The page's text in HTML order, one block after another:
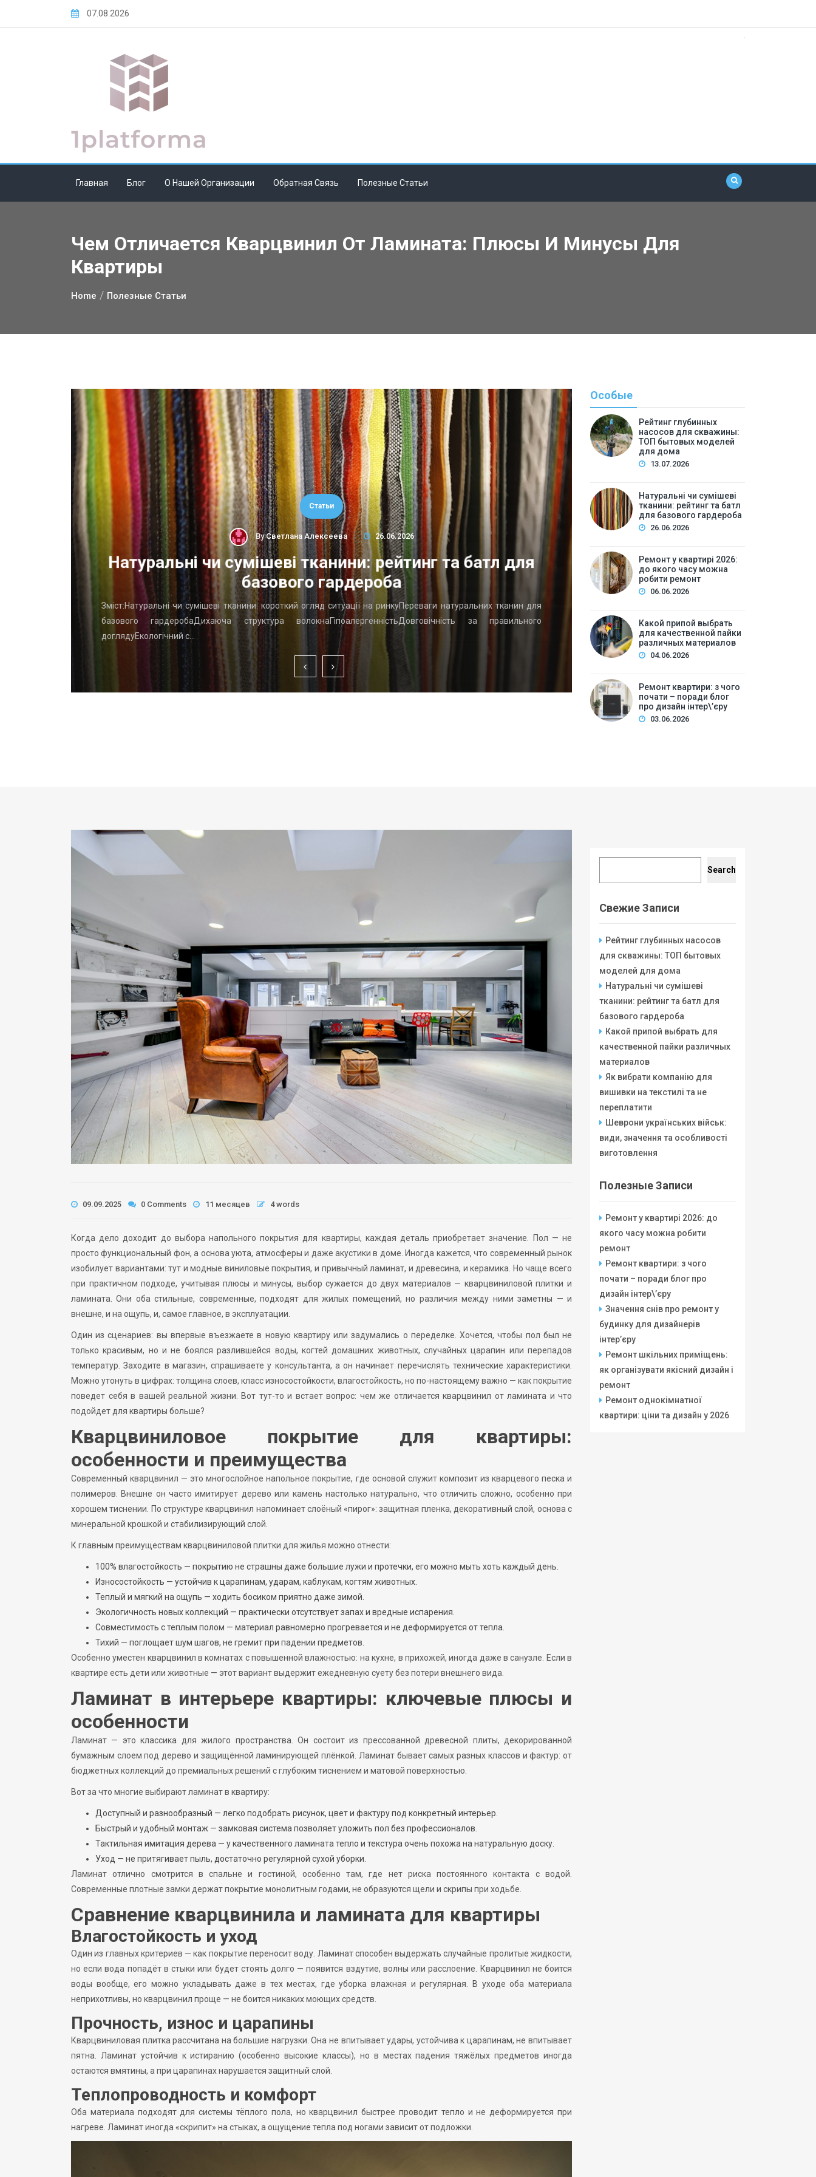
07.08.2026
Главная Блог О Нашей Организации Обратная Связь Полезные Статьи
Чем Отличается Кварцвинил От Ламината: Плюсы И Минусы Для
Квартиры
Home Полезные Статьи
Статьи
ByСветлана Алексеева 26.06.2026
Натуральні чи сумішеві тканини: рейтинг та батл для
базового гардероба
Зміст:Натуральні чи сумішеві тканини: короткий огляд ситуації на ринкуПереваги натуральних тканин для
базового гардеробаДихаюча структура волокнаГіпоалергенністьДовговічність за правильного
доглядуЕкологічний с…
Ремонт у квартирі 2026:
робіт та обладнанняЛегкий косметичний
вечірній часКори…
Особые
Рейтинг глубинных
насосов для скважины:
ТОП бытовых моделей
для дома
13.07.2026
Натуральні чи сумішеві
тканини: рейтинг та батл
для базового гардероба
26.06.2026
Ремонт у квартирі 2026:
до якого часу можна
робити ремонт
06.06.2026
Какой припой выбрать
для качественной пайки
различных материалов
04.06.2026
Ремонт квартири: з чого
почати – поради блог
про дизайн інтер\’єру
03.06.2026
09.09.2025 0 Comments 11 месяцев 4 words
Когда дело доходит до выбора напольного покрытия для квартиры, каждая деталь приобретает значение. Пол — не
просто функциональный фон, а основа уюта, атмосферы и даже акустики в доме. Иногда кажется, что современный рынок
изобилует вариантами: тут и модные виниловые покрытия, и привычный ламинат, и древесина, и керамика. Но чаще всего
при практичном подходе, учитывая плюсы и минусы, выбор сужается до двух материалов — кварцвиниловой плитки и
ламината. Они оба стильные, современные, подходят для жилых помещений, но различия между ними заметны — и
внешне, и на ощупь, и, самое главное, в эксплуатации.
Один из сценариев: вы впервые въезжаете в новую квартиру или задумались о переделке. Хочется, чтобы пол был не
только красивым, но и не боялся разлившейся воды, когтей домашних животных, случайных царапин или перепадов
температур. Заходите в магазин, спрашиваете у консультанта, а он начинает перечислять технические характеристики.
Можно утонуть в цифрах: толщина слоев, класс износостойкости, влагостойкость, но по-настоящему важно — как покрытие
поведет себя в вашей реальной жизни. Вот тут-то и встает вопрос: чем же отличается кварцвинил от ламината и что
подойдет для квартиры больше?
Кварцвиниловое покрытие для квартиры:
особенности и преимущества
Современный кварцвинил — это многослойное напольное покрытие, где основой служит композит из кварцевого песка и
полимеров. Внешне он часто имитирует дерево или камень настолько натурально, что отличить сложно, особенно при
хорошем тиснении. По структуре кварцвинил напоминает слоёный «пирог»: защитная пленка, декоративный слой, основа с
минеральной крошкой и стабилизирующий слой.
К главным преимуществам кварцвиниловой плитки для жилья можно отнести:
100% влагостойкость — покрытию не страшны даже большие лужи и протечки, его можно мыть хоть каждый день.
Износостойкость — устойчив к царапинам, ударам, каблукам, когтям животных.
Теплый и мягкий на ощупь — ходить босиком приятно даже зимой.
Экологичность новых коллекций — практически отсутствует запах и вредные испарения.
Совместимость с теплым полом — материал равномерно прогревается и не деформируется от тепла.
Тихий — поглощает шум шагов, не гремит при падении предметов.
Особенно уместен кварцвинил в комнатах с повышенной влажностью: на кухне, в прихожей, иногда даже в санузле. Если в
квартире есть дети или животные — этот вариант выдержит ежедневную суету без потери внешнего вида.
Ламинат в интерьере квартиры: ключевые плюсы и
особенности
Ламинат — это классика для жилого пространства. Он состоит из прессованной древесной плиты, декорированной
бумажным слоем под дерево и защищённой ламинирующей плёнкой. Ламинат бывает самых разных классов и фактур: от
бюджетных коллекций до премиальных решений с глубоким тиснением и матовой поверхностью.
Вот за что многие выбирают ламинат в квартиру:
Доступный и разнообразный — легко подобрать рисунок, цвет и фактуру под конкретный интерьер.
Быстрый и удобный монтаж — замковая система позволяет уложить пол без профессионалов.
Тактильная имитация дерева — у качественного ламината тепло и текстура очень похожа на натуральную доску.
Уход — не притягивает пыль, достаточно регулярной сухой уборки.
Ламинат отлично смотрится в спальне и гостиной, особенно там, где нет риска постоянного контакта с водой.
Современные плотные замки держат покрытие монолитным годами, не образуются щели и скрипы при ходьбе.
Сравнение кварцвинила и ламината для квартиры
Влагостойкость и уход
Один из главных критериев — как покрытие переносит воду. Ламинат способен выдержать случайные пролитые жидкости,
но если вода попадёт в стыки или будет стоять долго — появится вздутие, волны или расслоение. Кварцвинил не боится
воды вообще, его можно укладывать даже в тех местах, где уборка влажная и регулярная. В уходе оба материала
неприхотливы, но кварцвинил проще — не боится никаких моющих средств.
Прочность, износ и царапины
Кварцвиниловая плитка рассчитана на большие нагрузки. Она не впитывает удары, устойчива к царапинам, не впитывает
пятна. Ламинат устойчив к истиранию (особенно высокие классы), но в местах падения тяжёлых предметов иногда
остаются вмятины, а при царапинах нарушается защитный слой.
Теплопроводность и комфорт
Оба материала подходят для системы тёплого пола, но кварцвинил быстрее проводит тепло и не деформируется при
нагреве. Ламинат иногда «скрипит» на стыках, а ощущение тепла под ногами зависит от подложки.
Search
Свежие Записи
Рейтинг глубинных насосов
для скважины: ТОП бытовых
моделей для дома
Натуральні чи сумішеві
тканини: рейтинг та батл для
базового гардероба
Какой припой выбрать для
качественной пайки различных
материалов
Як вибрати компанію для
вишивки на текстилі та не
переплатити
Шеврони українських військ:
види, значення та особливості
виготовлення
Полезные Записи
Ремонт у квартирі 2026: до
якого часу можна робити
ремонт
Ремонт квартири: з чого
почати – поради блог про
дизайн інтер\’єру
Значення снів про ремонт у
будинку для дизайнерів
інтер’єру
Ремонт шкільних приміщень:
як організувати якісний дизайн і
ремонт
Ремонт однокімнатної
квартири: ціни та дизайн у 2026